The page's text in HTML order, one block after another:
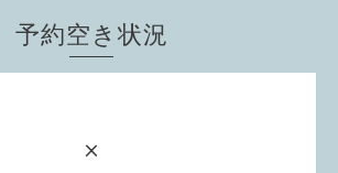
予約空き状況
×